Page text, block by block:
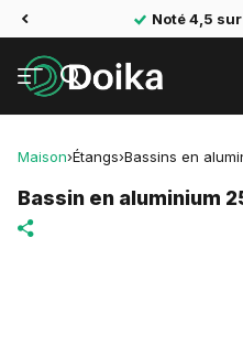
Noté 4,5
Maison›Étangs›Bassins en
Bassin en aluminium